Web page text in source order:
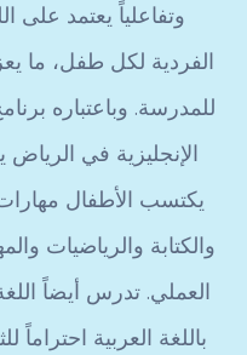
وتفاعلياً يعتمد
الفردية لكل طفل، ما
للمدرسة. وباعتباره
الإنجليزية في
يكتسب الأطفال
والكتابة والرياضيات
العملي. تدرس أيضاً
باللغة العربية احتراماً